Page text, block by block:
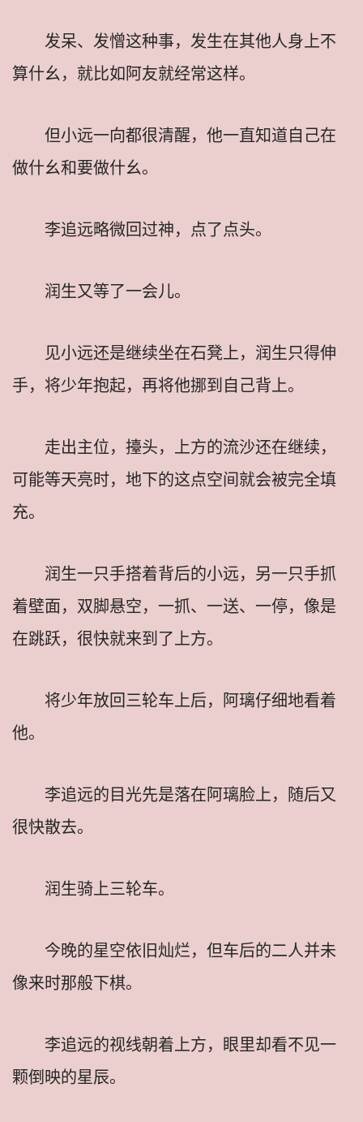
发呆、发憎这种事，发生在其他人身上不
算什幺，就比如阿友就经常这样。
但小远一向都很清醒，他一直知道自己在
做什幺和要做什幺。
李追远略微回过神，点了点头。
润生又等了一会儿。
见小远还是继续坐在石凳上，润生只得伸
手，将少年抱起，再将他挪到自己背上。
走出主位，擡头，上方的流沙还在继续，
可能等天亮时，地下的这点空间就会被完全填
充。
润生一只手搭着背后的小远，另一只手抓
着壁面，双脚悬空，一抓、一送、一停，像是
在跳跃，很快就来到了上方。
将少年放回三轮车上后，阿璃仔细地看着
他。
李追远的目光先是落在阿璃脸上，随后又
很快散去。
润生骑上三轮车。
今晚的星空依旧灿烂，但车后的二人并未
像来时那般下棋。
李追远的视线朝着上方，眼里却看不见一
颗倒映的星辰。